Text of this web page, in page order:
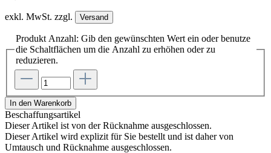
exkl. MwSt. zzgl. Versand
Produkt Anzahl: Gib den gewünschten Wert ein oder benutze
die Schaltflächen um die Anzahl zu erhöhen oder zu
reduzieren.
In den Warenkorb
Beschaffungsartikel
Dieser Artikel ist von der Rücknahme ausgeschlossen.
Dieser Artikel wird explizit für Sie bestellt und ist daher von
Umtausch und Rücknahme ausgeschlossen.